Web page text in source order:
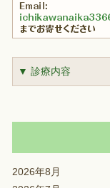
▼ 診療内容
2026年8月